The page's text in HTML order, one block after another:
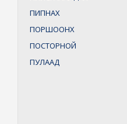
ПИПНАХ
ПОРШООНХ
ПОСТОРНОЙ
ПУЛААД